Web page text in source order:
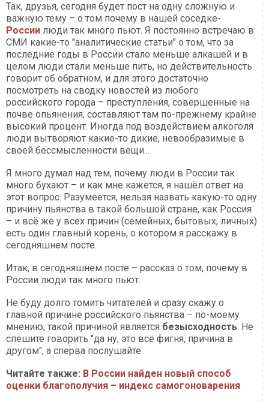
Так, друзья, сегодня будет пост на одну сложную и
важную тему – о том почему в нашей соседке-
России люди так много пьют. Я постоянно встречаю в
СМИ какие-то "аналитические статьи" о том, что за
последние годы в России стало меньше алкашей и в
целом люди стали меньше пить, но действительность
говорит об обратном, и для этого достаточно
посмотреть на сводку новостей из любого
российского города – преступления, совершенные на
почве опьянения, составляют там по-прежнему крайне
высокий процент. Иногда под воздействием алкоголя
люди вытворяют какие-то дикие, невообразимые в
своей бессмысленности вещи...
Я много думал над тем, почему люди в России так
много бухают – и как мне кажется, я нашёл ответ на
этот вопрос. Разумеется, нельзя назвать какую-то одну
причину пьянства в такой большой стране, как Россия
– и всё же у всех причин (семейных, бытовых, личных)
есть один главный корень, о котором я расскажу в
сегодняшнем посте.
Итак, в сегодняшнем посте – рассказ о том, почему в
России люди так много пьют.
Не буду долго томить читателей и сразу скажу о
главной причине российского пьянства – по-моему
мнению, такой причиной является безысходность. Не
спешите говорить "да ну, это всё фигня, причина в
другом", а сперва послушайте.
Читайте также: В России найден новый способ
оценки благополучия – индекс самогоноварения